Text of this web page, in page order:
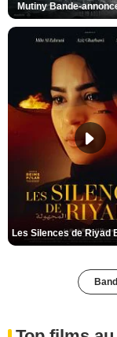
Mutiny Bande-